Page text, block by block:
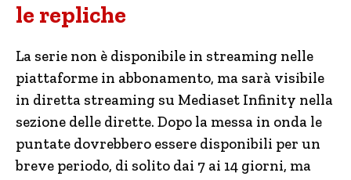
le repliche
La serie non è disponibile in streaming nelle
piattaforme in abbonamento, ma sarà visibile
in diretta streaming su Mediaset Infinity nella
sezione delle dirette. Dopo la messa in onda le
puntate dovrebbero essere disponibili per un
breve periodo, di solito dai 7 ai 14 giorni, ma